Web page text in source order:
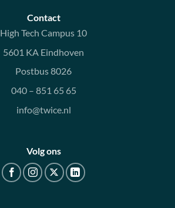
Contact
High Tech Campus 10
5601 KA Eindhoven
Postbus 8026
040 – 851 65 65
info@twice.nl
Volg ons